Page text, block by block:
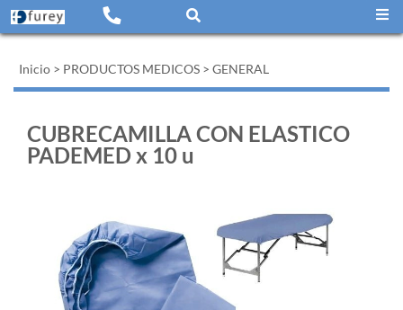
Inicio > PRODUCTOS MEDICOS > GENERAL
CUBRECAMILLA CON ELASTICO
PADEMED x 10 u